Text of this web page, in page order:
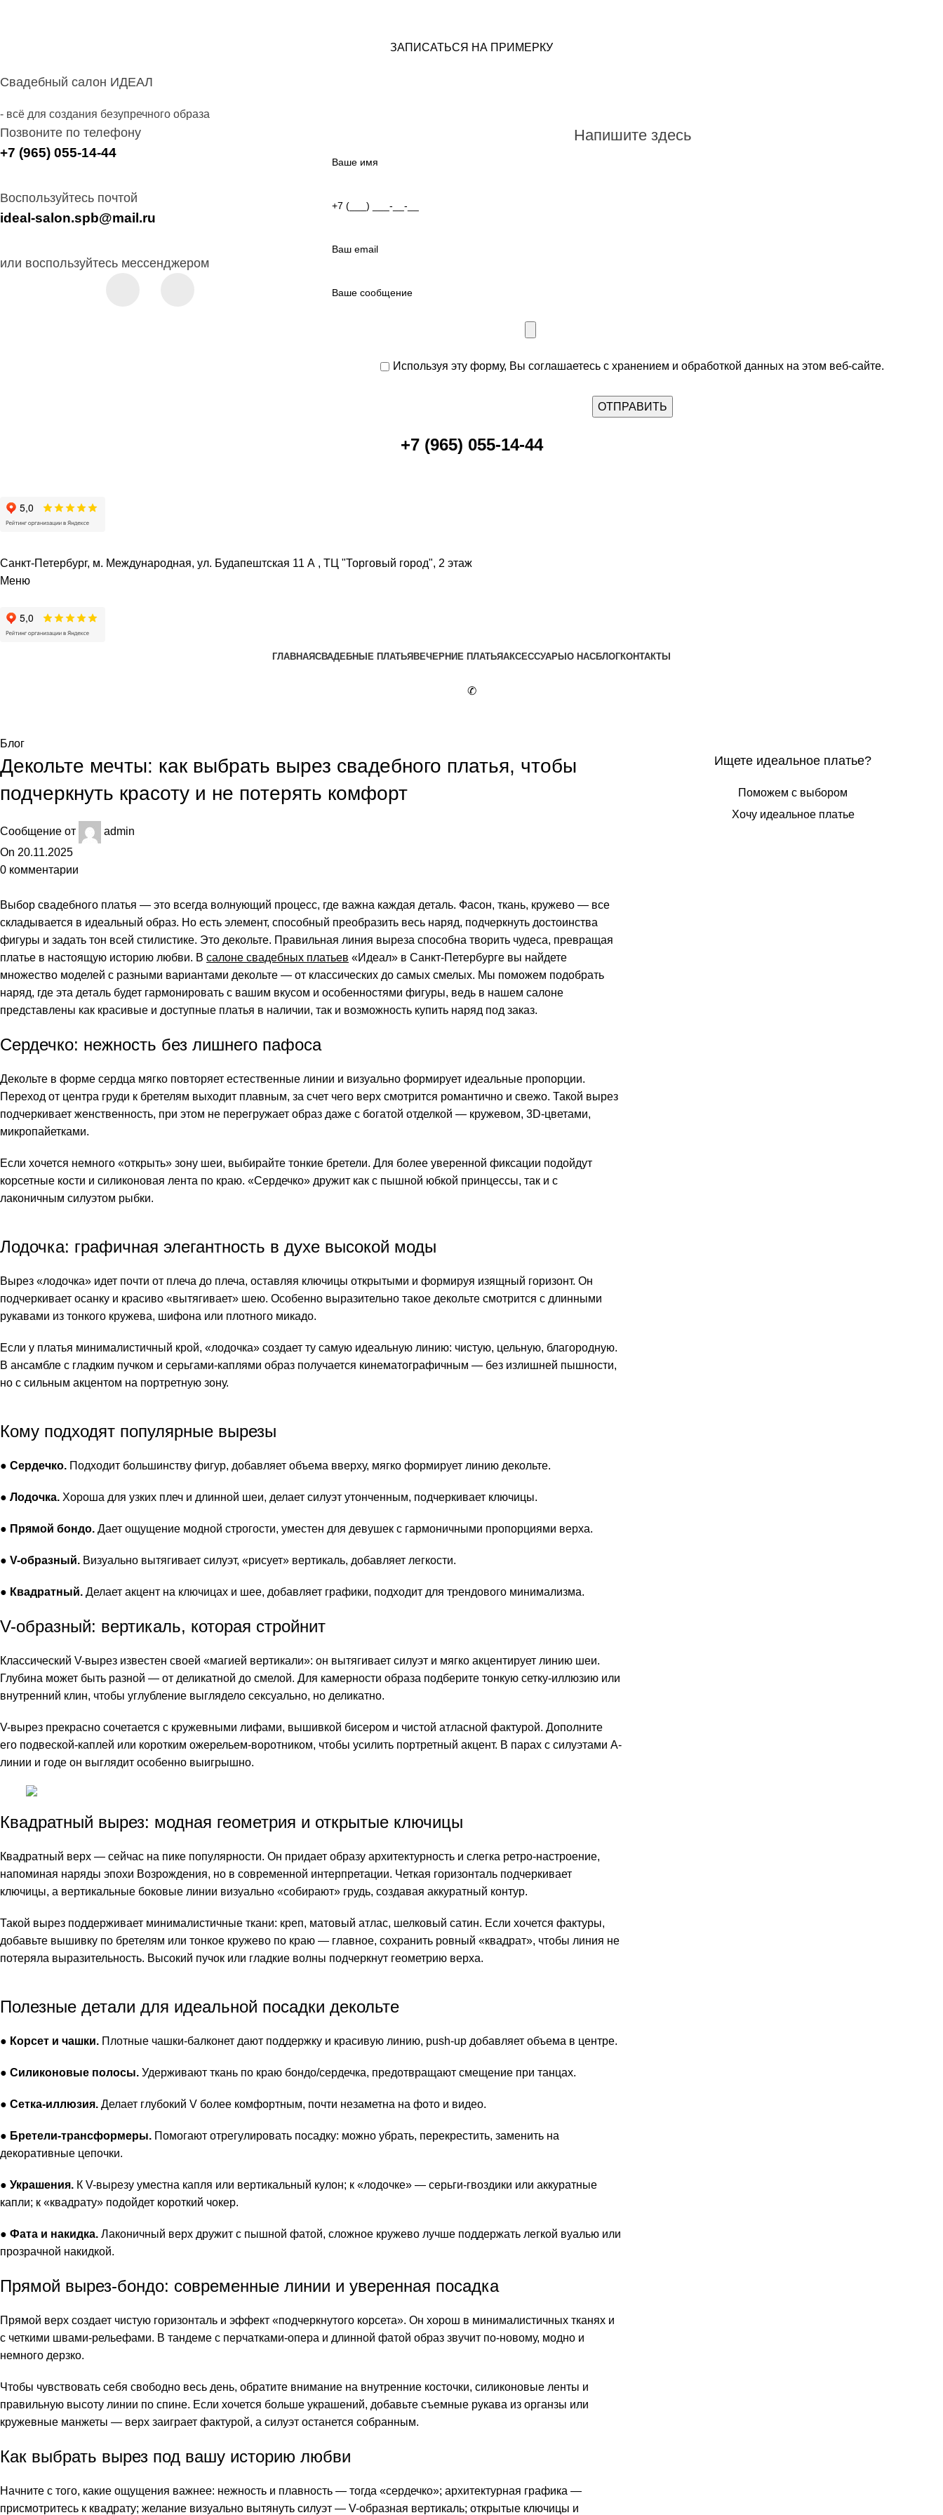
ЗАПИСАТЬСЯ НА ПРИМЕРКУ
Свадебный салон ИДЕАЛ
- всё для создания безупречного образа
Позвоните по телефону
+7 (965) 055-14-44
Воспользуйтесь почтой
ideal-salon.spb@mail.ru
или воспользуйтесь мессенджером
Напишите здесь
Используя эту форму, Вы соглашаетесь с хранением и обработкой данных на этом веб-сайте.
+7 (965) 055-14-44
Санкт-Петербург, м. Международная, ул. Будапештская 11 А , ТЦ "Торговый город", 2 этаж
Меню
ГЛАВНАЯСВАДЕБНЫЕ ПЛАТЬЯ ВЕЧЕРНИЕ ПЛАТЬЯАКСЕССУАРЫ О НАСБЛОГКОНТАКТЫ
✆
Блог
Декольте мечты: как выбрать вырез свадебного платья, чтобы
подчеркнуть красоту и не потерять комфорт
Сообщение от
admin
On 20.11.2025
0 комментарии
Выбор свадебного платья — это всегда волнующий процесс, где важна каждая деталь. Фасон, ткань, кружево — все
складывается в идеальный образ. Но есть элемент, способный преобразить весь наряд, подчеркнуть достоинства
фигуры и задать тон всей стилистике. Это декольте. Правильная линия выреза способна творить чудеса, превращая
платье в настоящую историю любви. В салоне свадебных платьев «Идеал» в Санкт-Петербурге вы найдете
множество моделей с разными вариантами декольте — от классических до самых смелых. Мы поможем подобрать
наряд, где эта деталь будет гармонировать с вашим вкусом и особенностями фигуры, ведь в нашем салоне
представлены как красивые и доступные платья в наличии, так и возможность купить наряд под заказ.
Сердечко: нежность без лишнего пафоса
Декольте в форме сердца мягко повторяет естественные линии и визуально формирует идеальные пропорции.
Переход от центра груди к бретелям выходит плавным, за счет чего верх смотрится романтично и свежо. Такой вырез
подчеркивает женственность, при этом не перегружает образ даже с богатой отделкой — кружевом, 3D-цветами,
микропайетками.
Если хочется немного «открыть» зону шеи, выбирайте тонкие бретели. Для более уверенной фиксации подойдут
корсетные кости и силиконовая лента по краю. «Сердечко» дружит как с пышной юбкой принцессы, так и с
лаконичным силуэтом рыбки.
Лодочка: графичная элегантность в духе высокой моды
Вырез «лодочка» идет почти от плеча до плеча, оставляя ключицы открытыми и формируя изящный горизонт. Он
подчеркивает осанку и красиво «вытягивает» шею. Особенно выразительно такое декольте смотрится с длинными
рукавами из тонкого кружева, шифона или плотного микадо.
Если у платья минималистичный крой, «лодочка» создает ту самую идеальную линию: чистую, цельную, благородную.
В ансамбле с гладким пучком и серьгами-каплями образ получается кинематографичным — без излишней пышности,
но с сильным акцентом на портретную зону.
Кому подходят популярные вырезы
● Сердечко. Подходит большинству фигур, добавляет объема вверху, мягко формирует линию декольте.
● Лодочка. Хороша для узких плеч и длинной шеи, делает силуэт утонченным, подчеркивает ключицы.
● Прямой бондо. Дает ощущение модной строгости, уместен для девушек с гармоничными пропорциями верха.
● V-образный. Визуально вытягивает силуэт, «рисует» вертикаль, добавляет легкости.
● Квадратный. Делает акцент на ключицах и шее, добавляет графики, подходит для трендового минимализма.
V-образный: вертикаль, которая стройнит
Классический V-вырез известен своей «магией вертикали»: он вытягивает силуэт и мягко акцентирует линию шеи.
Глубина может быть разной — от деликатной до смелой. Для камерности образа подберите тонкую сетку-иллюзию или
внутренний клин, чтобы углубление выглядело сексуально, но деликатно.
V-вырез прекрасно сочетается с кружевными лифами, вышивкой бисером и чистой атласной фактурой. Дополните
его подвеской-каплей или коротким ожерельем-воротником, чтобы усилить портретный акцент. В парах с силуэтами А-
линии и годе он выглядит особенно выигрышно.
Квадратный вырез: модная геометрия и открытые ключицы
Квадратный верх — сейчас на пике популярности. Он придает образу архитектурность и слегка ретро-настроение,
напоминая наряды эпохи Возрождения, но в современной интерпретации. Четкая горизонталь подчеркивает
ключицы, а вертикальные боковые линии визуально «собирают» грудь, создавая аккуратный контур.
Такой вырез поддерживает минималистичные ткани: креп, матовый атлас, шелковый сатин. Если хочется фактуры,
добавьте вышивку по бретелям или тонкое кружево по краю — главное, сохранить ровный «квадрат», чтобы линия не
потеряла выразительность. Высокий пучок или гладкие волны подчеркнут геометрию верха.
Полезные детали для идеальной посадки декольте
● Корсет и чашки. Плотные чашки-балконет дают поддержку и красивую линию, push-up добавляет объема в центре.
● Силиконовые полосы. Удерживают ткань по краю бондо/сердечка, предотвращают смещение при танцах.
● Сетка-иллюзия. Делает глубокий V более комфортным, почти незаметна на фото и видео.
● Бретели-трансформеры. Помогают отрегулировать посадку: можно убрать, перекрестить, заменить на
декоративные цепочки.
● Украшения. К V-вырезу уместна капля или вертикальный кулон; к «лодочке» — серьги-гвоздики или аккуратные
капли; к «квадрату» подойдет короткий чокер.
● Фата и накидка. Лаконичный верх дружит с пышной фатой, сложное кружево лучше поддержать легкой вуалью или
прозрачной накидкой.
Прямой вырез-бондо: современные линии и уверенная посадка
Прямой верх создает чистую горизонталь и эффект «подчеркнутого корсета». Он хорош в минималистичных тканях и
с четкими швами-рельефами. В тандеме с перчатками-опера и длинной фатой образ звучит по-новому, модно и
немного дерзко.
Чтобы чувствовать себя свободно весь день, обратите внимание на внутренние косточки, силиконовые ленты и
правильную высоту линии по спине. Если хочется больше украшений, добавьте съемные рукава из органзы или
кружевные манжеты — верх заиграет фактурой, а силуэт останется собранным.
Как выбрать вырез под вашу историю любви
Начните с того, какие ощущения важнее: нежность и плавность — тогда «сердечко»; архитектурная графика —
присмотритесь к квадрату; желание визуально вытянуть силуэт — V-образная вертикаль; открытые ключицы и
Ищете идеальное платье?
Поможем с выбором
Хочу идеальное платье